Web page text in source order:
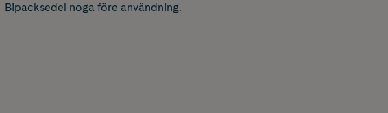
Bipacksedel noga före användning.